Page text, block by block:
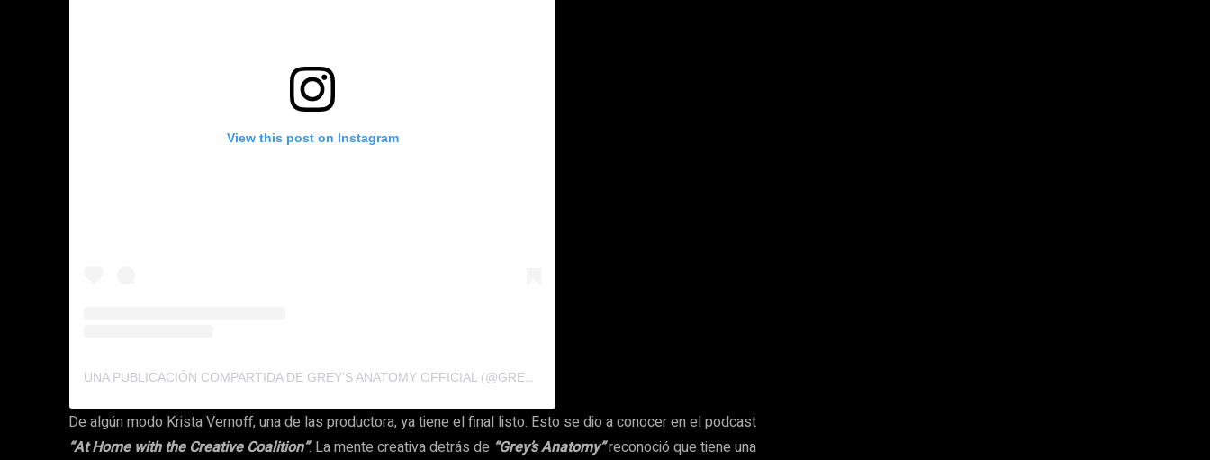
View this post on Instagram
U
NA PUBLICACIÓN COMPARTIDA DE GREY’S ANATOMY OFFICIAL (@GREYSABC)
De algún modo Krista Vernoff, una de las productora, ya tiene el final listo. Esto se dio a conocer en el podcast
“At Home with the Creative Coalition”. La mente creativa detrás de “Grey’s Anatomy”reconoció que tiene una